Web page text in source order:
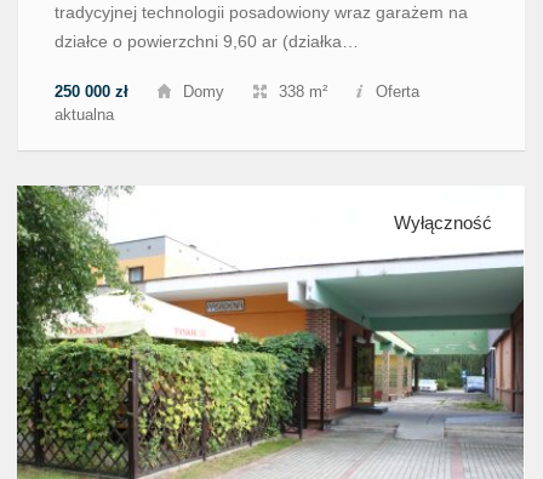
tradycyjnej technologii posadowiony wraz garażem na
działce o powierzchni 9,60 ar (działka…
250 000 zł Domy 338 m²
Oferta
aktualna
Wyłączność